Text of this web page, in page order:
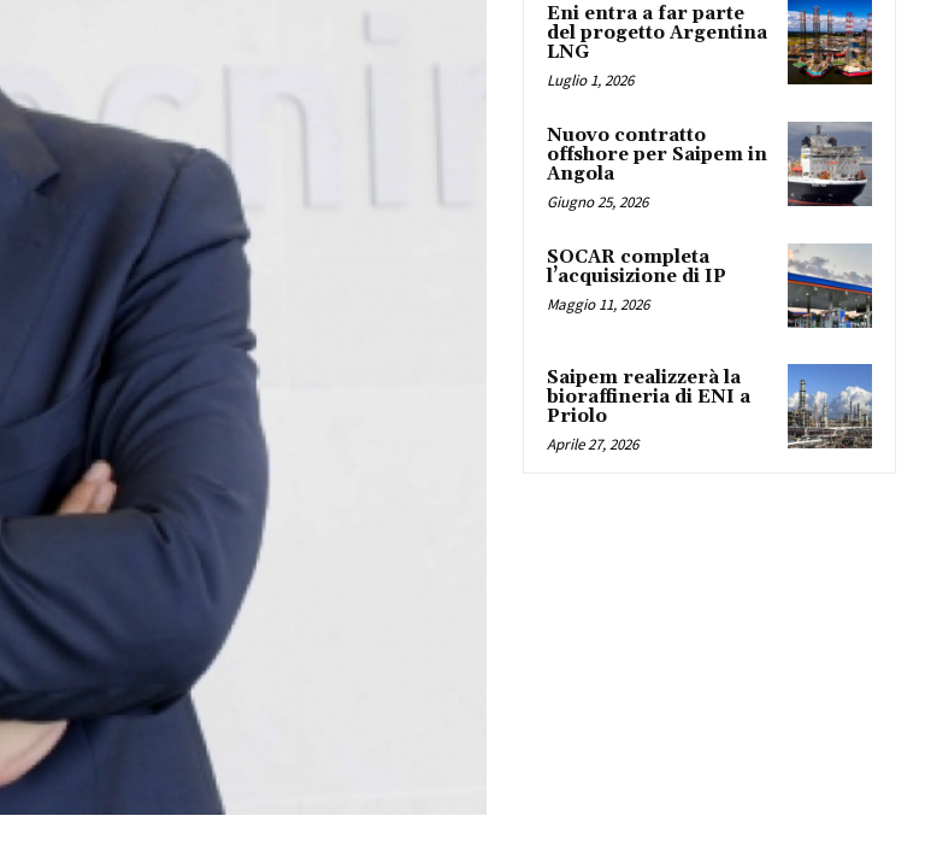
Eni entra a far parte
del progetto Argentina
LNG
Luglio 1, 2026
Nuovo contratto
offshore per Saipem in
Angola
Giugno 25, 2026
SOCAR completa
l’acquisizione di IP
Maggio 11, 2026
Saipem realizzerà la
bioraffineria di ENI a
Priolo
Aprile 27, 2026